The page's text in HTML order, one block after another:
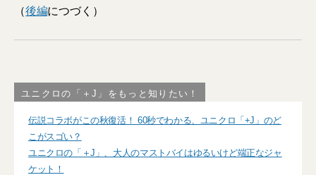
（後編につづく）
ユニクロの「＋J」をもっと知りたい！
伝説コラボがこの秋復活！ 60秒でわかる、ユニクロ「+J」のど
こがスゴい？
ユニクロの「＋J」、大人のマストバイはゆるいけど端正なジャ
ケット！